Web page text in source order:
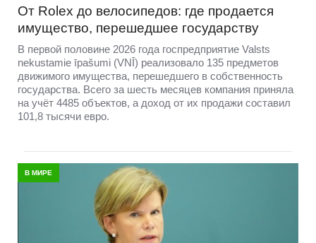
От Rolex до велосипедов: где продается
имущество, перешедшее государству
В первой половине 2026 года госпредприятие Valsts
nekustamie īpašumi (VNĪ) реализовало 135 предметов
движимого имущества, перешедшего в собственность
государства. Всего за шесть месяцев компания приняла
на учёт 4485 объектов, а доход от их продажи составил
101,8 тысячи евро.
В МИРЕ